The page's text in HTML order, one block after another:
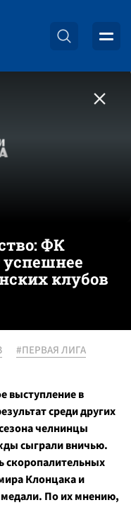
ФК
клубов
#ПЕРВАЯ ЛИГА
выступление в
среди других
челнинцы
сыграли вничью.
скоропалительных
Клонцака и
медали. По их мнению,